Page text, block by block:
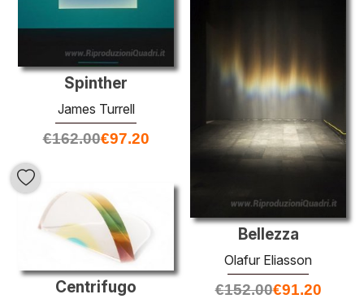
Spinther
James Turrell
€162.00€97.20
Bellezza
Olafur Eliasson
€152.00€91.20
Centrifugo